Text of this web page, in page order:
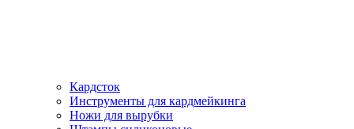
Кардсток
Инструменты для кардмейкинга
Ножи для вырубки